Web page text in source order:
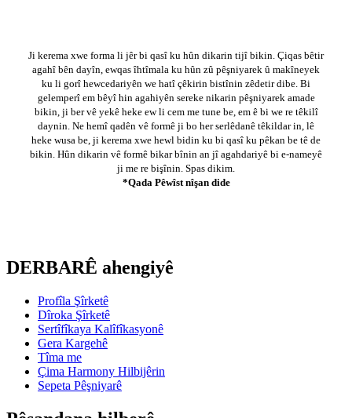
Ji kerema xwe forma li jêr bi qasî ku hûn dikarin tijî bikin. Çiqas bêtir
agahî bên dayîn, ewqas îhtîmala ku hûn zû pêşniyarek û makîneyek
ku li gorî hewcedariyên we hatî çêkirin bistînin zêdetir dibe. Bi
gelemperî em bêyî hin agahiyên sereke nikarin pêşniyarek amade
bikin, ji ber vê yekê heke ew li cem me tune be, em ê bi we re têkilî
daynin. Ne hemî qadên vê formê ji bo her serlêdanê têkildar in, lê
heke wusa be, ji kerema xwe hewl bidin ku bi qasî ku pêkan be tê de
bikin. Hûn dikarin vê formê bikar bînin an jî agahdariyê bi e-nameyê
ji me re bişînin. Spas dikim.
*Qada Pêwîst nîşan dide
DERBARÊ ahengiyê
Profîla Şîrketê
Dîroka Şîrketê
Sertîfîkaya Kalîfîkasyonê
Gera Kargehê
Tîma me
Çima Harmony Hilbijêrin
Sepeta Pêşniyarê